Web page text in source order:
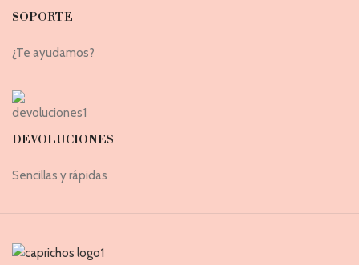
SOPORTE
¿Te ayudamos?
DEVOLUCIONES
Sencillas y rápidas